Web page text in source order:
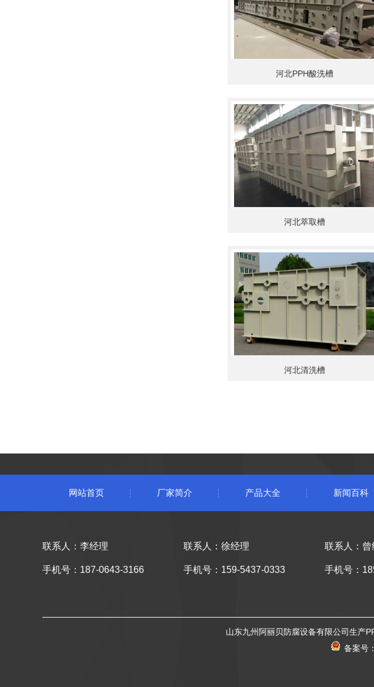
河北PPH酸洗槽
河北萃取槽
河北清洗槽
网站首页 厂家简介 产品大全 新闻百科
联系人：李经理
手机号：187-0643-3166
联系人：徐经理
手机号：159-5437-0333
联系人：曾
手机号：
山东九州阿丽贝防腐设备有限公司生产
备案号：